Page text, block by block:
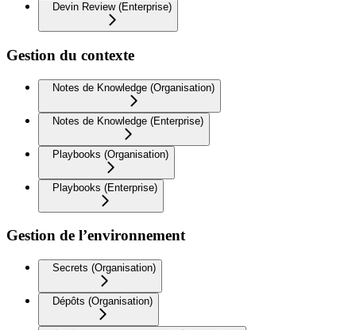
Devin Review (Enterprise)
Gestion du contexte
Notes de Knowledge (Organisation)
Notes de Knowledge (Enterprise)
Playbooks (Organisation)
Playbooks (Enterprise)
Gestion de l’environnement
Secrets (Organisation)
Dépôts (Organisation)